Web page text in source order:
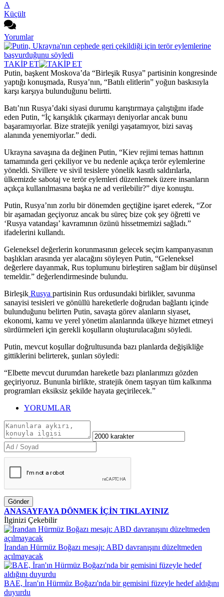
A
Küçült
Yorumlar
TAKİP ET
Putin, başkent Moskova’da “Birleşik Rusya” partisinin kongresinde
yaptığı konuşmada, Rusya’nın, “Batılı elitlerin” yoğun baskısıyla
karşı karşıya bulunduğunu belirtti.
Batı’nın Rusya’daki siyasi durumu karıştırmaya çalıştığını ifade
eden Putin, “İç karışıklık çıkarmayı deniyorlar ancak bunu
başaramıyorlar. Bize stratejik yenilgi yaşatamıyor, bizi savaş
alanında yenemiyorlar.” dedi.
Ukrayna savaşına da değinen Putin, “Kiev rejimi temas hattının
tamamında geri çekiliyor ve bu nedenle açıkça terör eylemlerine
yöneldi. Sivillere ve sivil tesislere yönelik kasıtlı saldırılarla,
ülkemizde sabotaj ve terör eylemleri düzenlemek üzere insanların
açıkça kullanılmasına başka ne ad verilebilir?” diye konuştu.
Putin, Rusya’nın zorlu bir dönemden geçtiğine işaret ederek, “Zor
bir aşamadan geçiyoruz ancak bu süreç bize çok şey öğretti ve
‘Rusya vatandaşı’ kavramının özünü hissetmemizi sağladı.”
ifadelerini kullandı.
Geleneksel değerlerin korunmasının gelecek seçim kampanyasının
başlıkları arasında yer alacağını söyleyen Putin, “Geleneksel
değerlere dayanmak, Rus toplumunu birleştiren sağlam bir düşünsel
temeldir.” değerlendirmesinde bulundu.
Birleşik Rusya partisinin Rus ordusundaki birlikler, savunma
sanayisi tesisleri ve gönüllü hareketlerle doğrudan bağlantı içinde
bulunduğunu belirten Putin, savaşta görev alanların siyaset,
ekonomi, kamu ve yerel yönetim alanlarında ülkeye hizmet etmeyi
sürdürmeleri için gerekli koşulların oluşturulacağını söyledi.
Putin, mevcut koşullar doğrultusunda bazı planlarda değişikliğe
gittiklerini belirterek, şunları söyledi:
“Elbette mevcut durumdan hareketle bazı planlarımızı gözden
geçiriyoruz. Bununla birlikte, stratejik önem taşıyan tüm kalkınma
programları eksiksiz şekilde hayata geçirilecek.”
YORUMLAR
Gönder
ANASAYFAYA DÖNMEK İÇİN TIKLAYINIZ
İlginizi Çekebilir
İrandan Hürmüz Boğazı mesajı: ABD davranışını düzeltmeden
açılmayacak
BAE, İran'ın Hürmüz Boğazı'nda bir gemisini füzeyle hedef aldığını
duyurdu